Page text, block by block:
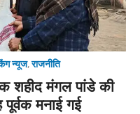
न्यूज,राजनीति
शहीद मंगल पांडे की
मनाई गई